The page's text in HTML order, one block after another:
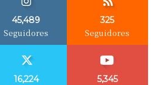
45,489
Seguidores
325
Seguidores
16,224 5,345